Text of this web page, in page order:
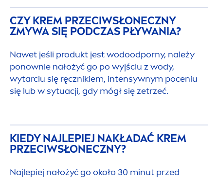
CZY KREM PRZECIWSŁONECZNY
ZMYWA SIĘ PODCZAS PŁYWANIA?
Nawet jeśli produkt jest wodoodporny, należy
ponownie nałożyć go po wyjściu z wody,
wytarciu się ręcznikiem, intensywnym poceniu
się lub w sytuacji, gdy mógł się zetrzeć.
KIEDY NAJLEPIEJ NAKŁADAĆ KREM
PRZECIWSŁONECZNY?
Najlepiej nałożyć go około 30 minut przed